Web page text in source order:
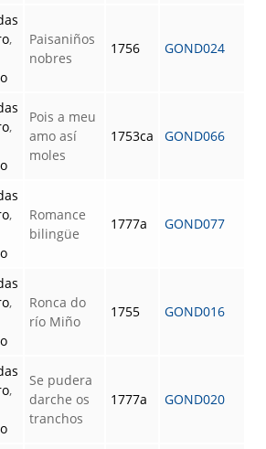
,
Paisaniños
nobres
1756 GOND024
,
Pois a meu
amo así
moles
1753ca GOND066
,
Romance
bilingüe
1777a GOND077
,
Ronca do
río Miño
1755 GOND016
,
Se pudera
darche os
tranchos
1777a GOND020